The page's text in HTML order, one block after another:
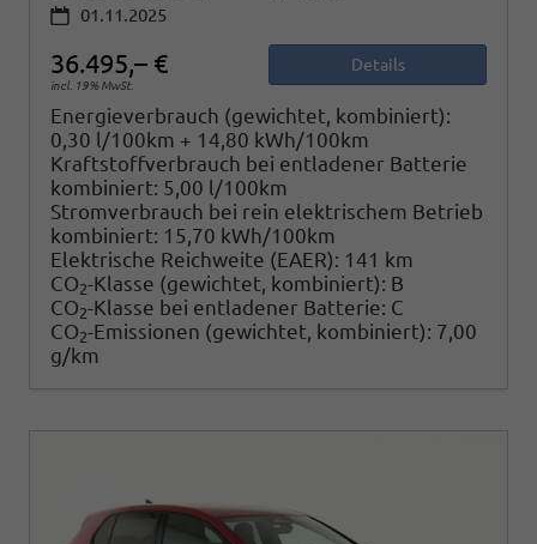
01.11.2025
36.495,– €
incl. 19% MwSt.
Details
Energieverbrauch (gewichtet, kombiniert):
0,30 l/100km + 14,80 kWh/100km
Kraftstoffverbrauch bei entladener Batterie
kombiniert: 5,00 l/100km
Stromverbrauch bei rein elektrischem Betrieb
kombiniert: 15,70 kWh/100km
Elektrische Reichweite (EAER): 141 km
CO2-Klasse (gewichtet, kombiniert): B
CO2-Klasse bei entladener Batterie: C
CO2-Emissionen (gewichtet, kombiniert): 7,00
g/km